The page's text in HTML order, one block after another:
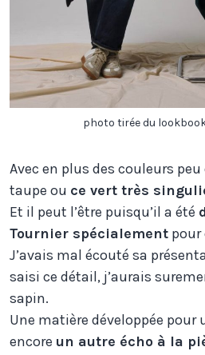
photo tirée du
Avec en plus des couleurs
taupe ou ce vert très
Et il peut l’être puisqu’il a été
Tournier spécialement pour
J’avais mal écouté sa
saisi ce détail, j’aurais
sapin.
Une matière développée pour
encore un autre écho à la